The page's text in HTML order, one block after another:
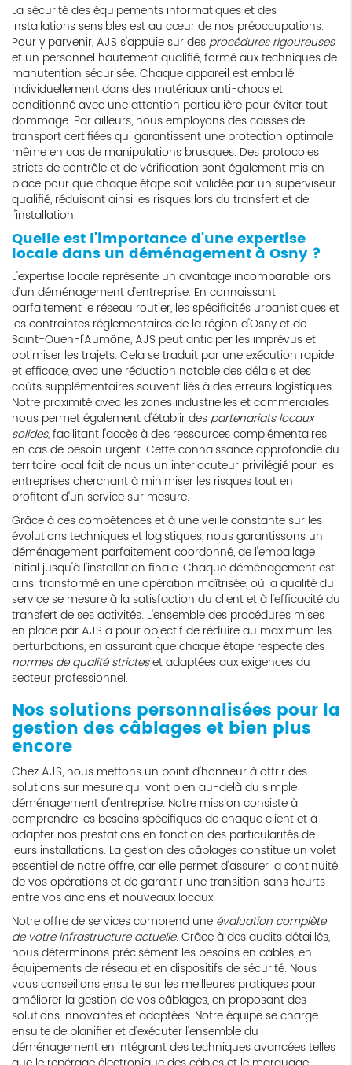
La sécurité des équipements informatiques et des
installations sensibles est au cœur de nos préoccupations.
Pour y parvenir, AJS s'appuie sur desprocédures rigoureuses
et un personnel hautement qualifié, formé aux techniques de
manutention sécurisée. Chaque appareil est emballé
individuellement dans des matériaux anti-chocs et
conditionné avec une attention particulière pour éviter tout
dommage. Par ailleurs, nous employons des caisses de
transport certifiées qui garantissent une protection optimale
même en cas de manipulations brusques. Des protocoles
stricts de contrôle et de vérification sont également mis en
place pour que chaque étape soit validée par un superviseur
qualifié, réduisant ainsi les risques lors du transfert et de
l'installation.
Quelle est l'importance d'une expertise
locale dans un déménagement à Osny ?
L'expertise locale représente un avantage incomparable lors
d'un déménagement d'entreprise. En connaissant
parfaitement le réseau routier, les spécificités urbanistiques et
les contraintes réglementaires de la région d'Osny et de
Saint-Ouen-l'Aumône, AJS peut anticiper les imprévus et
optimiser les trajets. Cela se traduit par une exécution rapide
et efficace, avec une réduction notable des délais et des
coûts supplémentaires souvent liés à des erreurs logistiques.
Notre proximité avec les zones industrielles et commerciales
nous permet également d'établir despartenariats locaux
solides, facilitant l'accès à des ressources complémentaires
en cas de besoin urgent. Cette connaissance approfondie du
territoire local fait de nous un interlocuteur privilégié pour les
entreprises cherchant à minimiser les risques tout en
profitant d'un service sur mesure.
Grâce à ces compétences et à une veille constante sur les
évolutions techniques et logistiques, nous garantissons un
déménagement parfaitement coordonné, de l'emballage
initial jusqu'à l'installation finale. Chaque déménagement est
ainsi transformé en une opération maîtrisée, où la qualité du
service se mesure à la satisfaction du client et à l'efficacité du
transfert de ses activités. L'ensemble des procédures mises
en place par AJS a pour objectif de réduire au maximum les
perturbations, en assurant que chaque étape respecte des
normes de qualité stricteset adaptées aux exigences du
secteur professionnel.
Nos solutions personnalisées pour la
gestion des câblages et bien plus
encore
Chez AJS, nous mettons un point d'honneur à offrir des
solutions sur mesure qui vont bien au-delà du simple
déménagement d'entreprise. Notre mission consiste à
comprendre les besoins spécifiques de chaque client et à
adapter nos prestations en fonction des particularités de
leurs installations. La gestion des câblages constitue un volet
essentiel de notre offre, car elle permet d'assurer la continuité
de vos opérations et de garantir une transition sans heurts
entre vos anciens et nouveaux locaux.
Notre offre de services comprend une évaluation complète
de votre infrastructure actuelle. Grâce à des audits détaillés,
nous déterminons précisément les besoins en câbles, en
équipements de réseau et en dispositifs de sécurité. Nous
vous conseillons ensuite sur les meilleures pratiques pour
améliorer la gestion de vos câblages, en proposant des
solutions innovantes et adaptées. Notre équipe se charge
ensuite de planifier et d'exécuter l'ensemble du
déménagement en intégrant des techniques avancées telles